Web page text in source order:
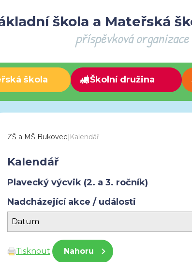
škola a Mateřská
příspěvková organizace
škola Školní družina
ZŠ a MŠ Bukovec| Kalendář
Kalendář
Plavecký výcvik (2. a 3. ročník)
Nadcházející akce / události
Datum
Tisknout Nahoru